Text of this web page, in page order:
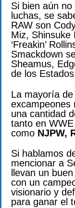
Si bien aún
luchas, se
RAW son
Miz, Shinsuke
‘Freakin’
Smackdown
Sheamus,
de los
La mayoría
excampeones
una cantidad
tanto en
como NJPW,
Si hablamos
mencionar a
llevan un
con un
visionario y
para ganar el